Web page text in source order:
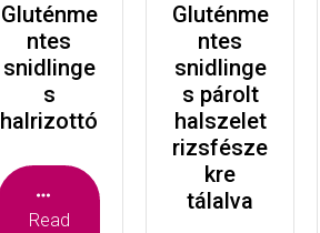
Gluténme
ntes
snidlinge
s
halrizottó
Read
Gluténme
ntes
snidlinge
s párolt
halszelet
rizsfésze
kre
tálalva